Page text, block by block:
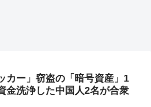
カー」窃盗の「暗号資産」1
金洗浄した中国人2名が合衆